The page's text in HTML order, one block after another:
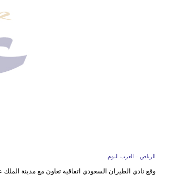
الرياض – العرب اليوم
وقع نادي الطيران السعودي اتفاقية تعاون مع مدينة الملك